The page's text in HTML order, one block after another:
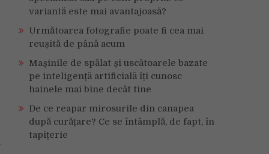
variantă este mai avantajoasă?
Următoarea fotografie poate fi cea mai
reușită de până acum
Mașinile de spălat și uscătoarele bazate
pe inteligență artificială îți cunosc
hainele mai bine decât tine
De ce reapar mirosurile din canapea
după curățare? Ce se întâmplă, de fapt, în
tapițerie